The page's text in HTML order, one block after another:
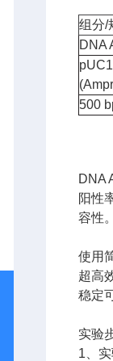
组分/
DNA
500
DNA
阳性
容性
使用
超高
稳定
实验
1、